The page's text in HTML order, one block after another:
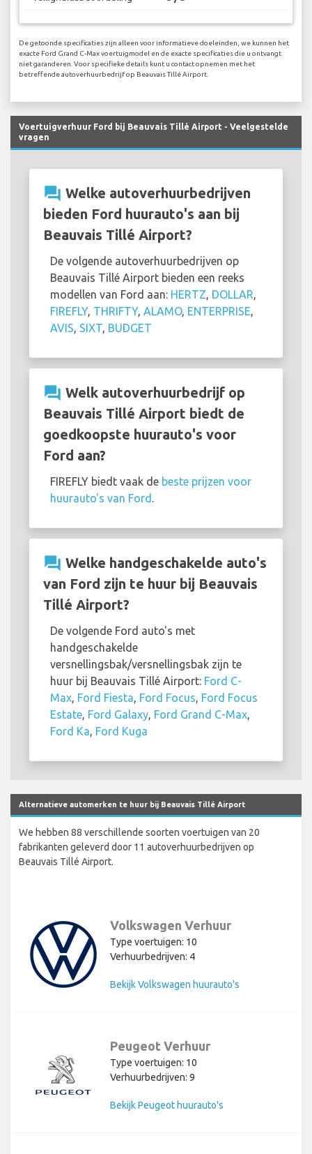
De getoonde specificaties zijn alleen voor informatieve doeleinden, we kunnen het
exacte Ford Grand C-Max voertuigmodel en de exacte specificaties die u ontvangt
niet garanderen. Voor specifieke details kunt u contact opnemen met het
betreffende autoverhuurbedrijf op Beauvais Tillé Airport.
Voertuigverhuur Ford bij Beauvais Tillé Airport - Veelgestelde
vragen
question_answer Welke autoverhuurbedrijven
bieden Ford huurauto's aan bij
Beauvais Tillé Airport?
De volgende autoverhuurbedrijven op
Beauvais Tillé Airport bieden een reeks
modellen van Ford aan: HERTZ DOLLAR
FIREFLY, THRIFTY, ALAMO, ENTERPRISE
AVIS SIXT BUDGET
question_answer Welk autoverhuurbedrijf op
Beauvais Tillé Airport biedt de
goedkoopste huurauto's voor
Ford aan?
FIREFLY biedt vaak de beste prijzen voor
huurauto's van Ford
question_answer Welke handgeschakelde auto's
van Ford zijn te huur bij Beauvais
Tillé Airport?
De volgende Ford auto's met
handgeschakelde
versnellingsbak/versnellingsbak zijn te
huur bij Beauvais Tillé Airport: Ford C-
Max Ford Fiesta Ford Focus Ford Focus
Estate Ford Galaxy Ford Grand C-Max
Ford Ka Ford Kuga
Alternatieve automerken te huur bij Beauvais Tillé Airport
We hebben 88 verschillende soorten voertuigen van 20
fabrikanten geleverd door 11 autoverhuurbedrijven op
Beauvais Tillé Airport.
Volkswagen Verhuur
Type voertuigen: 10
Verhuurbedrijven: 4
Bekijk Volkswagen huurauto's
Peugeot Verhuur
Type voertuigen: 10
Verhuurbedrijven: 9
Bekijk Peugeot huurauto's